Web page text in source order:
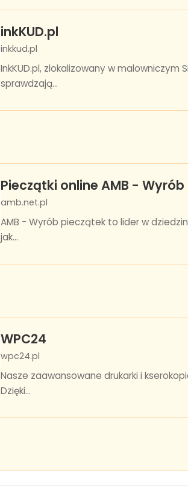
inkKUD.pl
inkkud.pl
InkKUD.pl, zlokalizowany w
sprawdzają...
Pieczątki online AMB -
amb.net.pl
AMB - Wyrób pieczątek to lider w
jak...
WPC24
wpc24.pl
Nasze zaawansowane drukarki i
Dzięki...